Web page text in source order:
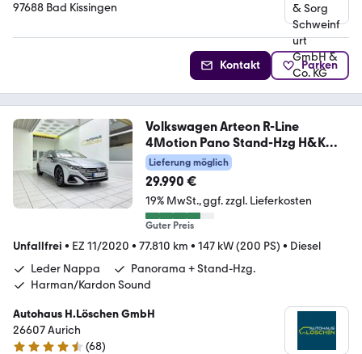
97688 Bad Kissingen
Kontakt Parken
Volkswagen Arteon R-Line
4Motion Pano Stand-Hzg H&K
Leder
Lieferung möglich
29.990 €
19% MwSt. ggf. zzgl. Lieferkosten
Guter Preis
Unfallfrei • EZ 11/2020 • 77.810 km • 147 kW (200 PS) • Diesel
Leder Nappa
Panorama + Stand-Hzg.
Harman/Kardon Sound
Autohaus H.Löschen GmbH
26607 Aurich
(68)